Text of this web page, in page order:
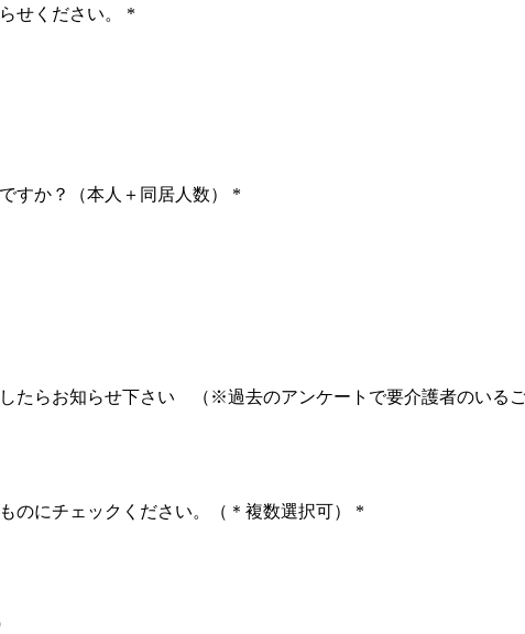
せください。 *
すか？（本人＋同居人数） *
たらお知らせ下さい （※過去のアンケートで要介護者のいる
のにチェックください。（＊複数選択可） *